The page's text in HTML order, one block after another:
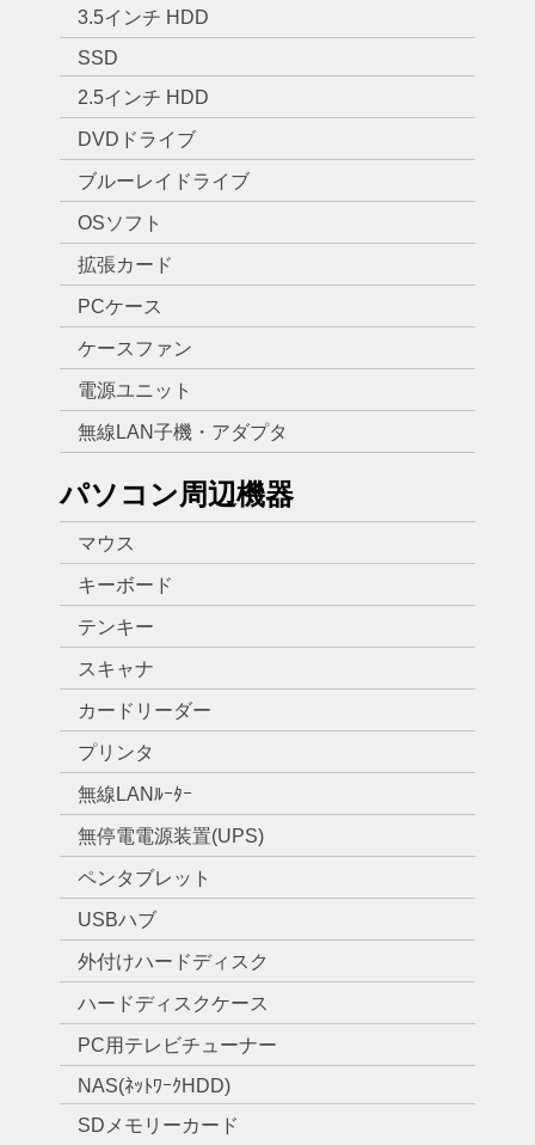
3.5インチ HDD
SSD
2.5インチ HDD
DVDドライブ
ブルーレイドライブ
OSソフト
拡張カード
PCケース
ケースファン
電源ユニット
無線LAN子機・アダプタ
パソコン周辺機器
マウス
キーボード
テンキー
スキャナ
カードリーダー
プリンタ
無線LANﾙｰﾀｰ
無停電電源装置(UPS)
ペンタブレット
USBハブ
外付けハードディスク
ハードディスクケース
PC用テレビチューナー
NAS(ﾈｯﾄﾜｰｸHDD)
SDメモリーカード